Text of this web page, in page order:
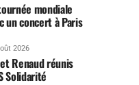
mondiale
un concert à Paris
2026
Renaud réunis
Solidarité